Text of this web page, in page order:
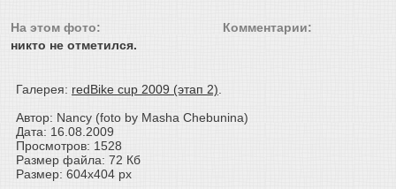
На этом фото:
никто не отметился.
Комментарии:
Галерея: redBike cup 2009 (этап 2)
Автор: Nancy (foto by Masha Chebunina)
Дата: 16.08.2009
Просмотров: 1528
Размер файла: 72 Кб
Размер: 604x404 px